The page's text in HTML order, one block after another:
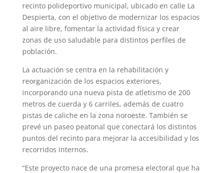
recinto polideportivo municipal, ubicado en calle La
Despierta, con el objetivo de modernizar los espacios
al aire libre, fomentar la actividad física y crear
zonas de uso saludable para distintos perfiles de
población.
La actuación se centra en la rehabilitación y
reorganización de los espacios exteriores,
incorporando una nueva pista de atletismo de 200
metros de cuerda y 6 carriles, además de cuatro
pistas de caliche en la zona noroeste. También se
prevé un paseo peatonal que conectará los distintos
puntos del recinto para mejorar la accesibilidad y los
recorridos internos.
“Este proyecto nace de una promesa electoral que ha